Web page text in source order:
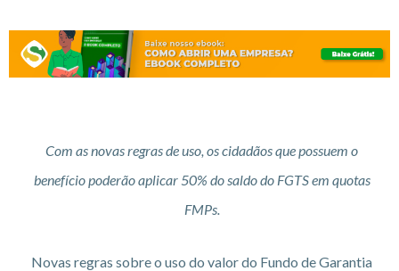
Com as novas regras de uso, os cidadãos que possuem o
benefício poderão aplicar 50% do saldo do FGTS em quotas
FMPs.
Novas regras sobre o uso do valor do Fundo de Garantia